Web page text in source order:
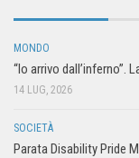
MONDO
“Io arrivo dall’inferno”.
14 LUG, 2026
SOCIETÀ
Parata Disability Pride